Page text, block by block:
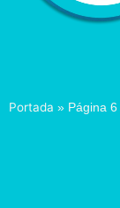
Portada » Página 6